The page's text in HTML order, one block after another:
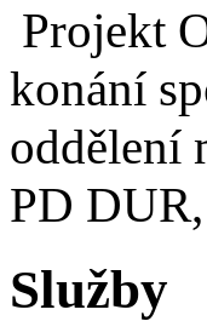
Projekt
konání
oddělení
PD
Služby